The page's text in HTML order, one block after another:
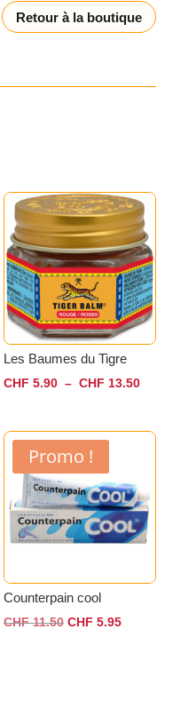
Retour à la boutique
Les Baumes du Tigre
CHF 5.90 – CHF 13.50Plage
prix :
CHF
Promo !
Counterpain cool
CHF11.50 Le
CHF 5.95Le